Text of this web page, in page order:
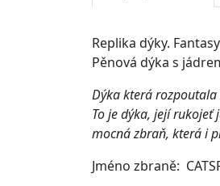
Replika dýky.
Pěnová dýka s
Dýka která rozpoutala
To je dýka, její rukojeť
mocná zbraň, která i
Jméno zbraně: